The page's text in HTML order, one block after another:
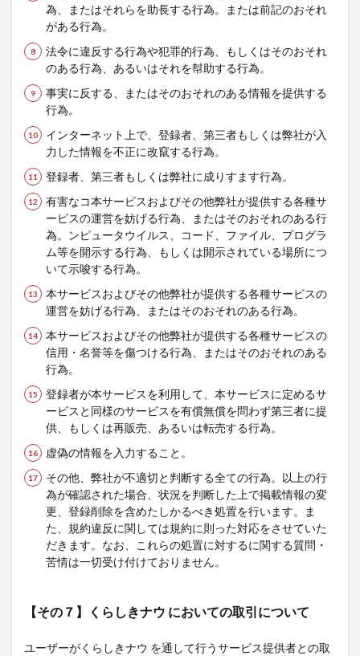
為、またはそれらを助長する行為。または前記のおそれ
がある行為。
法令に違反する行為や犯罪的行為、もしくはそのおそれ
のある行為、あるいはそれを幇助する行為。
事実に反する、またはそのおそれのある情報を提供する
行為。
インターネット上で、登録者、第三者もしくは弊社が入
力した情報を不正に改竄する行為。
登録者、第三者もしくは弊社に成りすます行為。
有害なコ本サービスおよびその他弊社が提供する各種サ
ービスの運営を妨げる行為、またはそのおそれのある行
為。ンピュータウイルス、コード、ファイル、プログラ
ム等を開示する行為、もしくは開示されている場所につ
いて示唆する行為。
本サービスおよびその他弊社が提供する各種サービスの
運営を妨げる行為、またはそのおそれのある行為。
本サービスおよびその他弊社が提供する各種サービスの
信用・名誉等を傷つける行為、またはそのおそれのある
行為。
登録者が本サービスを利用して、本サービスに定めるサ
ービスと同様のサービスを有償無償を問わず第三者に提
供、もしくは再販売、あるいは転売する行為。
虚偽の情報を入力すること。
その他、弊社が不適切と判断する全ての行為。以上の行
為が確認された場合、状況を判断した上で掲載情報の変
更、登録削除を含めたしかるべき処置を行います。ま
た、規約違反に関しては規約に則った対応をさせていた
だきます。なお、これらの処置に対するに関する質問・
苦情は一切受け付けておりません。
【その７】くらしきナウ においての取引について
ユーザーがくらしきナウ を通して行うサービス提供者との取